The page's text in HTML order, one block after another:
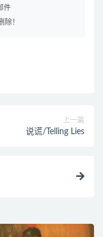
件
除！
上一篇
说谎/Telling Lies